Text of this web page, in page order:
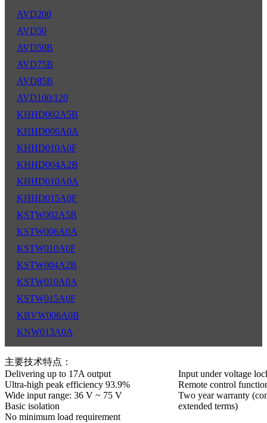
AVD200
AVD50
AVD50B
AVD75B
AVD85B
AVD100/120
KHHD002A5B
KHHD006A0A
KHHD010A0F
KHHD004A2B
KHHD010A0A
KHHD015A0F
KSTW002A5B
KSTW006A0A
KSTW010A0F
KSTW004A2B
KSTW010A0A
KSTW015A0F
KBVW006A0B
KNW013A0A
主要技术特点：
Delivering up to 17A output
Input under voltage
Ultra-high peak efficiency 93.9%
Remote control
Wide input range: 36 V ~ 75 V
Basic isolation
Two year warranty
extended terms)
No minimum load requirement